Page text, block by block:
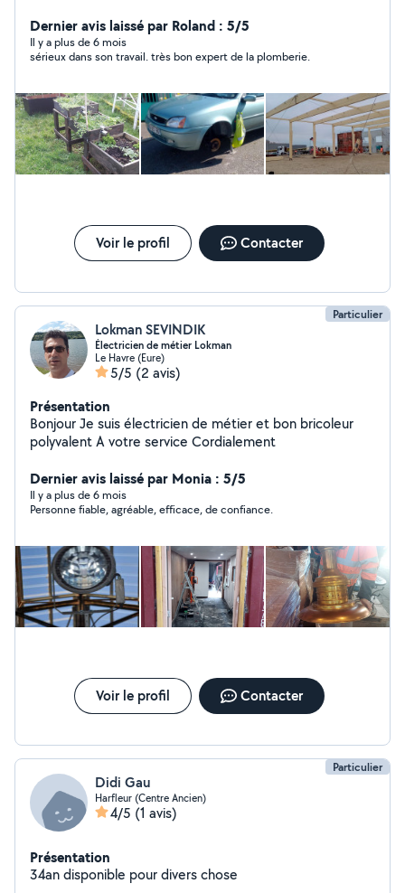
plombier chauffagiste monteur charpente j'ai fait divers
métiers ce qui me permet d'avoir beaucoup de
connaissances
Dernier avis laissé par Roland : 5/5
Il y a plus de 6 mois
sérieux dans son travail. très bon expert de la plomberie.
Voir le profil Contacter
Particulier
Lokman SEVINDIK
Électricien de métier Lokman
Le Havre (Eure)
5/5 (2 avis)
Présentation
Bonjour Je suis électricien de métier et bon bricoleur
polyvalent A votre service Cordialement
Dernier avis laissé par Monia : 5/5
Il y a plus de 6 mois
Personne fiable, agréable, efficace, de confiance.
Voir le profil Contacter
Particulier
Didi Gau
Harfleur (Centre Ancien)
4/5 (1 avis)
Présentation
34an disponible pour divers chose